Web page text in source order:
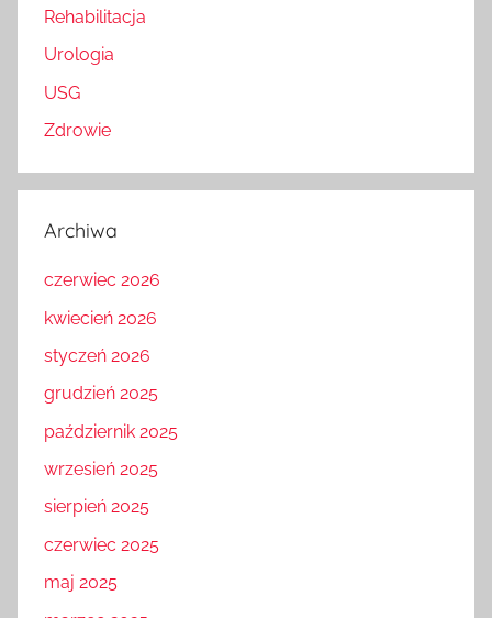
Rehabilitacja
Urologia
USG
Zdrowie
Archiwa
czerwiec 2026
kwiecień 2026
styczeń 2026
grudzień 2025
październik 2025
wrzesień 2025
sierpień 2025
czerwiec 2025
maj 2025